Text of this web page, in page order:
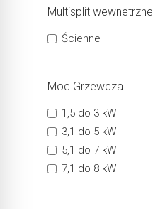
Multisplit wewnetrzne
Ścienne
Moc Grzewcza
1,5 do 3 kW
3,1 do 5 kW
5,1 do 7 kW
7,1 do 8 kW